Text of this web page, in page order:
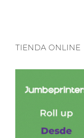
TIENDA ONLINE